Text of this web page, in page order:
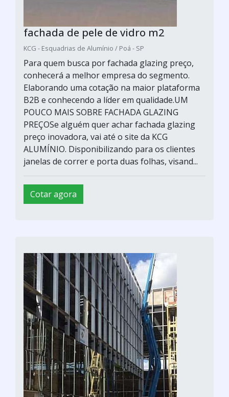
fachada de pele de vidro m2
KCG - Esquadrias de Alumínio / Poá - SP
Para quem busca por fachada glazing preço,
conhecerá a melhor empresa do segmento.
Elaborando uma cotação na maior plataforma
B2B e conhecendo a líder em qualidade.UM
POUCO MAIS SOBRE FACHADA GLAZING
PREÇOSe alguém quer achar fachada glazing
preço inovadora, vai até o site da KCG
ALUMÍNIO. Disponibilizando para os clientes
janelas de correr e porta duas folhas, visand...
Cotar agora